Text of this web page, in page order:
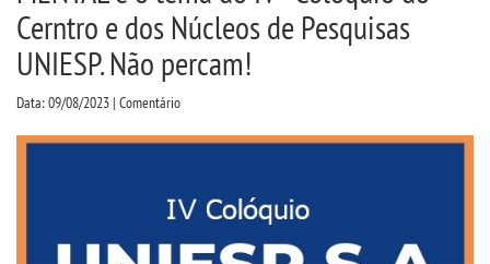
CPSA
COLAP
PROUNI
MANUAIS, PORTARIAS E
Cerntro e dos Núcleos de Pesquisas
UNIESP. Não percam!
Data: 09/08/2023 | Comentário